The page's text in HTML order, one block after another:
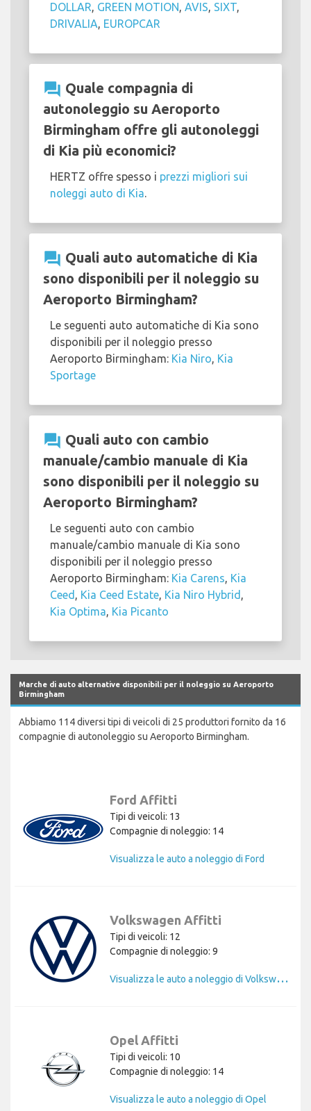
DOLLAR, GREEN MOTION, AVIS, SIXT,
DRIVALIA, EUROPCAR
question_answer Quale compagnia di
autonoleggio su Aeroporto
Birmingham offre gli autonoleggi
di Kia più economici?
HERTZ offre spesso i prezzi migliori sui
noleggi auto di Kia.
question_answer Quali auto automatiche di Kia
sono disponibili per il noleggio su
Aeroporto Birmingham?
Le seguenti auto automatiche di Kia sono
disponibili per il noleggio presso
Aeroporto Birmingham: Kia Niro, Kia
Sportage
question_answer Quali auto con cambio
manuale/cambio manuale di Kia
sono disponibili per il noleggio su
Aeroporto Birmingham?
Le seguenti auto con cambio
manuale/cambio manuale di Kia sono
disponibili per il noleggio presso
Aeroporto Birmingham: Kia Carens, Kia
Ceed , Kia Ceed Estate, Kia Niro Hybrid ,
Kia Optima, Kia Picanto
Marche di auto alternative disponibili per il noleggio su Aeroporto
Birmingham
Abbiamo 114 diversi tipi di veicoli di 25 produttori fornito da 16
compagnie di autonoleggio su Aeroporto Birmingham.
Ford Affitti
Tipi di veicoli: 13
Compagnie di noleggio: 14
Visualizza le auto a noleggio di Ford
Volkswagen Affitti
Tipi di veicoli: 12
Compagnie di noleggio: 9
V
isualizza le auto a noleggio di Volkswagen
Opel Affitti
Tipi di veicoli: 10
Compagnie di noleggio: 14
Visualizza le auto a noleggio di Opel